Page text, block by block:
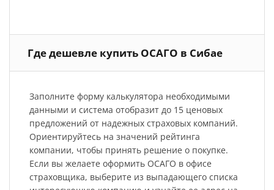
Где дешевле купить ОСАГО в Сибае
Заполните форму калькулятора необходимыми
данными и система отобразит до 15 ценовых
предложений от надежных страховых компаний.
Ориентируйтесь на значений рейтинга
компании, чтобы принять решение о покупке.
Если вы желаете оформить ОСАГО в офисе
страховщика, выберите из выпадающего списка